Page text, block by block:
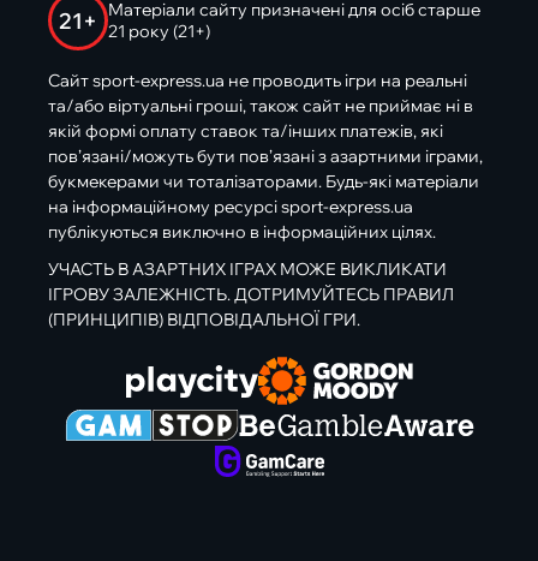
21+
Матеріали сайту призначені для осіб старше
21 року (21+)
Сайт sport-express.ua не проводить ігри на реальні
та/або віртуальні гроші, також сайт не приймає ні в
якій формі оплату ставок та/інших платежів, які
пов’язані/можуть бути пов’язані з азартними іграми,
букмекерами чи тоталізаторами. Будь-які матеріали
на інформаційному ресурсі sport-express.ua
публікуються виключно в інформаційних цілях.
УЧАСТЬ В АЗАРТНИХ ІГРАХ МОЖЕ ВИКЛИКАТИ
ІГРОВУ ЗАЛЕЖНІСТЬ. ДОТРИМУЙТЕСЬ ПРАВИЛ
(ПРИНЦИПІВ) ВІДПОВІДАЛЬНОЇ ГРИ.